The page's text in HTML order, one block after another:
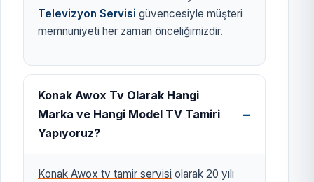
Televizyon Servisi güvencesiyle müşteri
memnuniyeti her zaman önceliğimizdir.
Konak Awox Tv Olarak Hangi
Marka ve Hangi Model TV Tamiri
Yapıyoruz?
Konak Awox tv tamir servisi olarak 20 yılı